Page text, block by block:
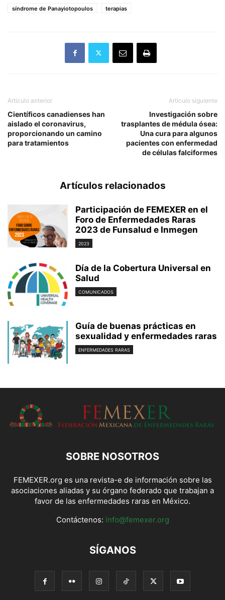
síndrome de Panayiotopoulos
terapias
Artículo anterior
Científicos canadienses han
aislado el coronavirus,
proporcionando un camino
para tratamientos
Artículo siguiente
Investigación sobre
trasplantes de médula ósea:
Una cura para algunos
pacientes con enfermedad
de células falciformes
Artículos relacionados
Participación de FEMEXER en el
Foro de Enfermedades Raras
2023 de Funsalud e Inmegen
2023
Día de la Cobertura Universal en
Salud
COMUNICADOS
Guía de buenas prácticas en
sexualidad y enfermedades raras
ENFERMEDADES RARAS
SOBRE NOSOTROS
FEMEXER.org es una revista-e de información sobre las
asociaciones aliadas y su órgano federado que trabajan a
favor de las enfermedades raras en México.
Contáctenos: info@femexer.org
SÍGANOS